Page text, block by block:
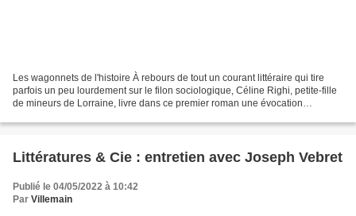
Les wagonnets de l'histoire À rebours de tout un courant littéraire qui tire
parfois un peu lourdement sur le filon sociologique, Céline Righi, petite-fille
de mineurs de Lorraine, livre dans ce premier roman une évocation
Littératures & Cie : entretien avec Joseph Vebret
Publié le 04/05/2022 à 10:42
Par Villemain